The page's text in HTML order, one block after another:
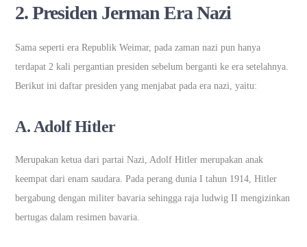
2. Presiden Jerman Era Nazi
Sama seperti era Republik Weimar, pada zaman nazi pun hanya
terdapat 2 kali pergantian presiden sebelum berganti ke era setelahnya.
Berikut ini daftar presiden yang menjabat pada era nazi, yaitu:
A. Adolf Hitler
Merupakan ketua dari partai Nazi, Adolf Hitler merupakan anak
keempat dari enam saudara. Pada perang dunia I tahun 1914, Hitler
bergabung dengan militer bavaria sehingga raja ludwig II mengizinkan
bertugas dalam resimen bavaria.